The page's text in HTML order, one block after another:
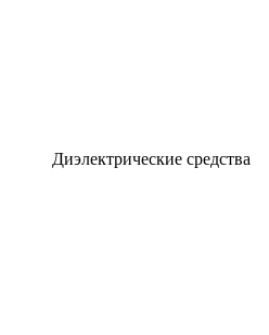
Диэлектрические средства